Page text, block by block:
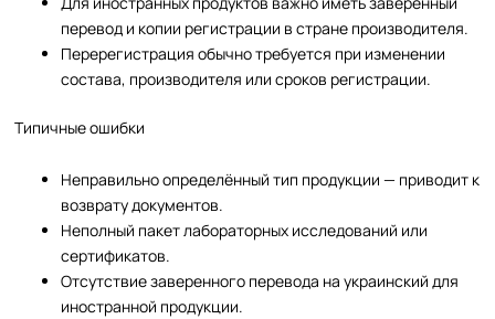
перевод и копии регистрации в стране производителя.
Перерегистрация обычно требуется при изменении
состава, производителя или сроков регистрации.
Типичные ошибки
Неправильно определённый тип продукции — приводит к
возврату документов.
Неполный пакет лабораторных исследований или
сертификатов.
Отсутствие заверенного перевода на украинский для
иностранной продукции.